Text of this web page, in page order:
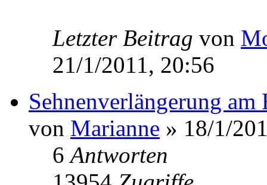
Letzter Beitrag von
21/1/2011, 20:56
Sehnenverlängerung am
von Marianne » 18/1/
6Antworten